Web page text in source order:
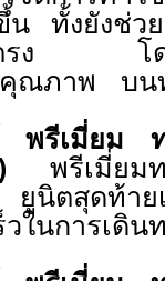
ทั้งยังช่วย
ตรง โด
คุณภาพ บ
พรีเมี่ยม
พรีเมี่ยมท
สุดท้ายเห
ในการเดิ